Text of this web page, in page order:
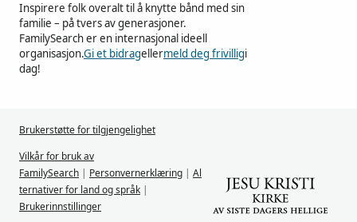
Inspirere folk overalt til å knytte bånd med sin
familie – på tvers av generasjoner.
FamilySearch er en internasjonal ideell
organisasjon.Gi et bidragellermeld deg frivilligi
dag!
Brukerstøtte for tilgjengelighet
Vilkår for bruk av
FamilySearch | Personvernerklæring | Al
ternativer for land og språk |
Brukerinnstillinger